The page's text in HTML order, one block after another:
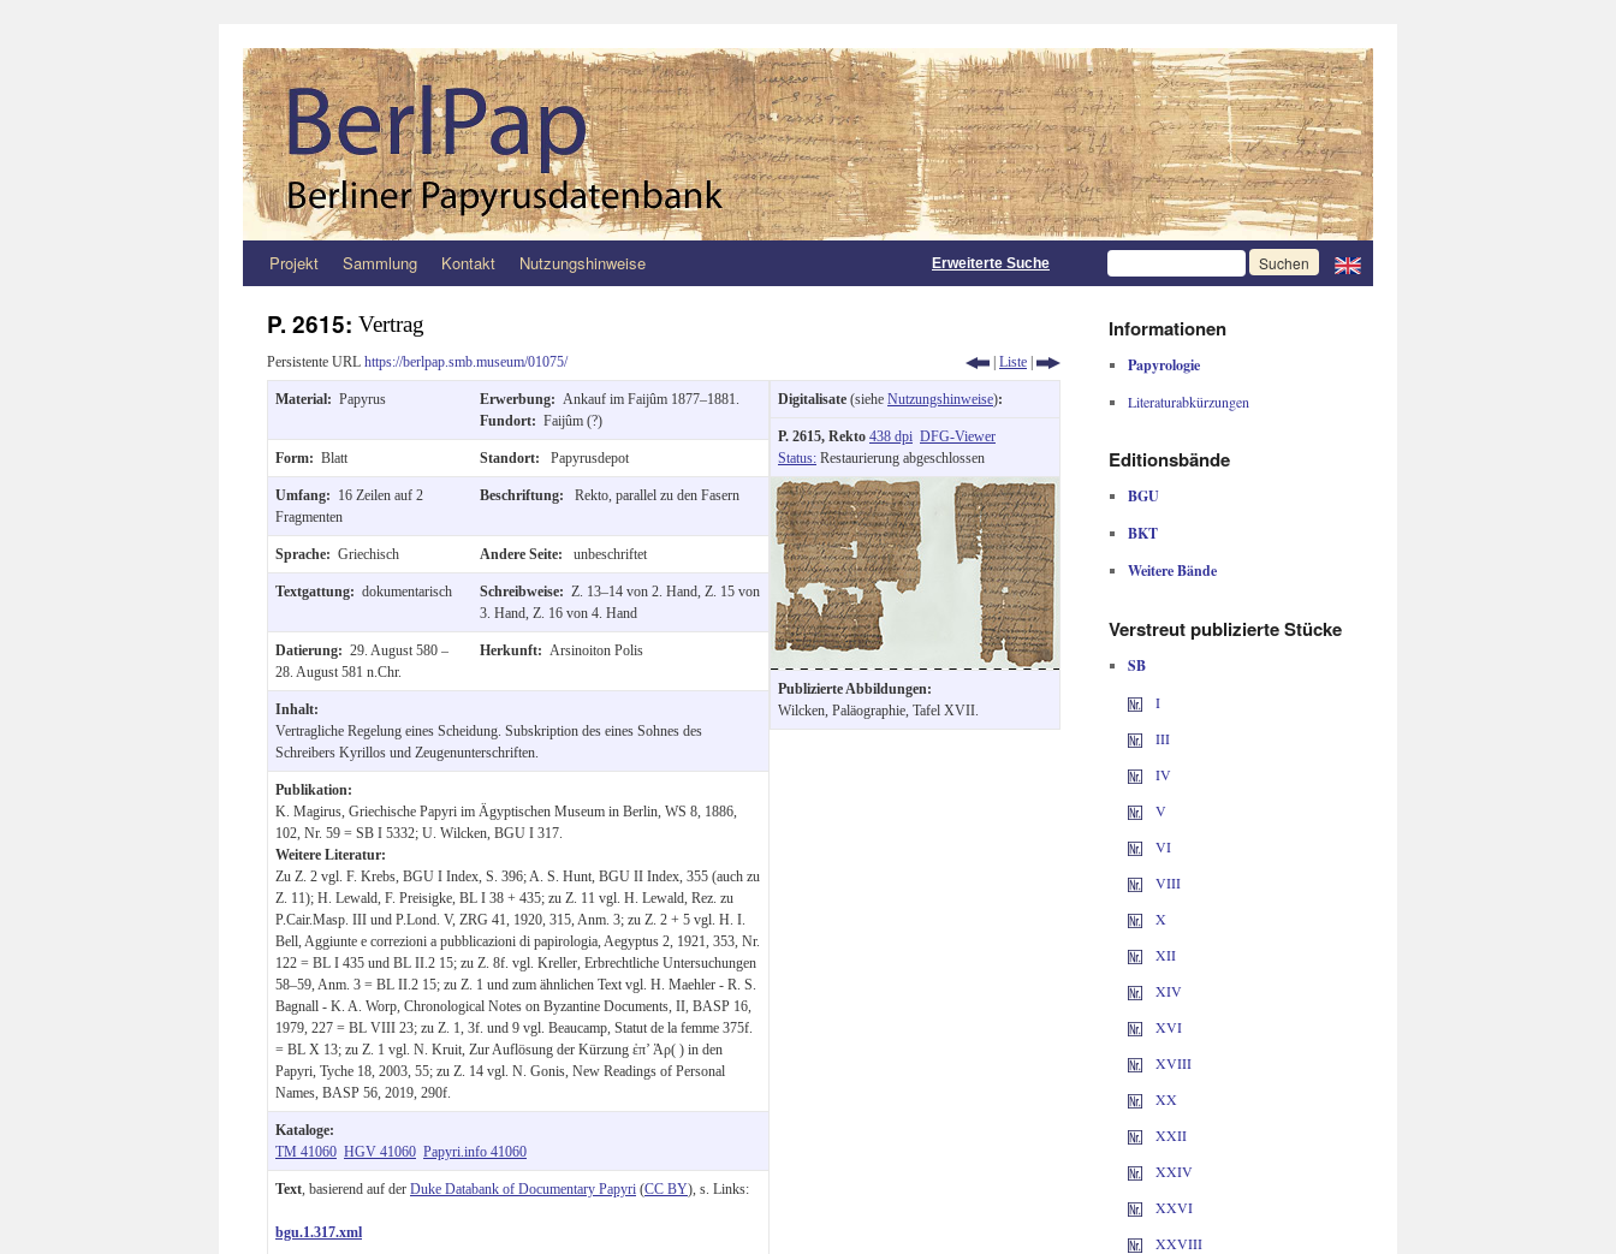
Zum
springen
Projekt Sammlung Kontakt Nutzungshinweise Erweiterte Suche
P. 2615: Vertrag
Persistente URL https://berlpap.smb.museum/01075/ | Liste |
Material: Papyrus Erwerbung: Ankauf im Faijûm 1877–1881.
Fundort: Faijûm (?)
Form: Blatt Standort: Papyrusdepot
Umfang: 16 Zeilen auf 2
Fragmenten
Beschriftung: Rekto, parallel zu den Fasern
Sprache: Griechisch Andere Seite: unbeschriftet
Textgattung: dokumentarisch Schreibweise: Z. 13–14 von 2. Hand, Z. 15 von
3. Hand, Z. 16 von 4. Hand
Datierung: 29. August 580 –
28. August 581 n.Chr.
Herkunft: Arsinoiton Polis
Inhalt:
Vertragliche Regelung eines Scheidung. Subskription des eines Sohnes des
Schreibers Kyrillos und Zeugenunterschriften.
Publikation:
K. Magirus, Griechische Papyri im Ägyptischen Museum in Berlin, WS 8, 1886,
102, Nr. 59 = SB I 5332; U. Wilcken, BGU I 317.
Weitere Literatur:
Zu Z. 2 vgl. F. Krebs, BGU I Index, S. 396; A. S. Hunt, BGU II Index, 355 (auch zu
Z. 11); H. Lewald, F. Preisigke, BL I 38 + 435; zu Z. 11 vgl. H. Lewald, Rez. zu
P.Cair.Masp. III und P.Lond. V, ZRG 41, 1920, 315, Anm. 3; zu Z. 2 + 5 vgl. H. I.
Bell, Aggiunte e correzioni a pubblicazioni di papirologia, Aegyptus 2, 1921, 353, Nr.
122 = BL I 435 und BL II.2 15; zu Z. 8f. vgl. Kreller, Erbrechtliche Untersuchungen
58–59, Anm. 3 = BL II.2 15; zu Z. 1 und zum ähnlichen Text vgl. H. Maehler - R. S.
Bagnall - K. A. Worp, Chronological Notes on Byzantine Documents, II, BASP 16,
1979, 227 = BL VIII 23; zu Z. 1, 3f. und 9 vgl. Beaucamp, Statut de la femme 375f.
= BL X 13; zu Z. 1 vgl. N. Kruit, Zur Auflösung der Kürzung ἐπ’ Ἀρ( ) in den
Papyri, Tyche 18, 2003, 55; zu Z. 14 vgl. N. Gonis, New Readings of Personal
Names, BASP 56, 2019, 290f.
Kataloge:
TM 41060 HGV 41060 Papyri.info 41060
Text , basierend auf der Duke Databank of Documentary Papyri (CC BY), s. Links:
bgu.1.317.xml
Digitalisate (siehe Nutzungshinweise):
P. 2615, Rekto 438 dpi DFG-Viewer
Status: Restaurierung abgeschlossen
Publizierte Abbildungen:
Wilcken, Paläographie, Tafel XVII.
Informationen
Papyrologie
Literaturabkürzungen
Editionsbände
BGU
BKT
Weitere Bände
Verstreut publizierte Stücke
SB
I
III
IV
V
VI
VIII
X
XII
XIV
XVI
XVIII
XX
XXII
XXIV
XXVI
XXVIII